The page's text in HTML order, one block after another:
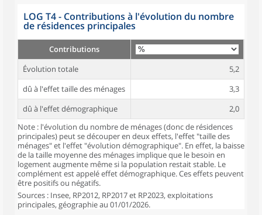
LOG T4 - Contributions à l'évolution du nombre
de résidences principales
Contributions
Évolution totale
5,2
dû à l'effet taille des ménages
3,3
dû à l'effet démographique
2,0
Note : l'évolution du nombre de ménages (donc de résidences
principales) peut se découper en deux effets, l'effet "taille des
ménages" et l'effet "évolution démographique". En effet, la baisse
de la taille moyenne des ménages implique que le besoin en
logement augmente même si la population restait stable. Le
complément est appelé effet démographique. Ces effets peuvent
être positifs ou négatifs.
Sources : Insee, RP2012, RP2017 et RP2023, exploitations
principales, géographie au 01/01/2026.